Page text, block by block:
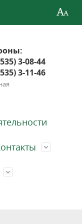
3-08-44
3-11-46